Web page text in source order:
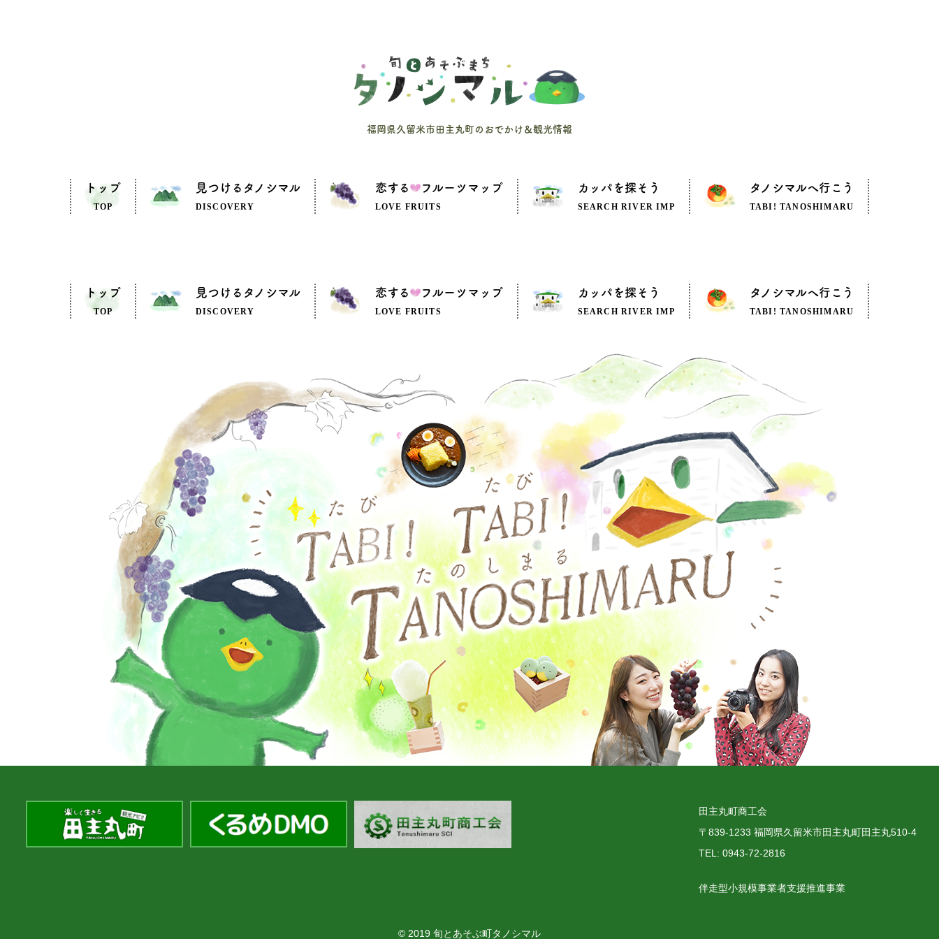
福岡県久留米市田主丸町のおでかけ＆観光情報
トップ
TOP
見つけるタノシマル
DISCOVERY
恋する フルーツマップ
LOVE FRUITS
カッパを探そう
SEARCH RIVER IMP
タノシマルへ行こう
TABI! TANOSHIMARU
トップ
TOP
見つけるタノシマル
DISCOVERY
恋する フルーツマップ
LOVE FRUITS
カッパを探そう
SEARCH RIVER IMP
タノシマルへ行こう
TABI! TANOSHIMARU
田主丸町商工会
〒839-1233 福岡県久留米市田主丸町田主丸510-4
TEL: 0943-72-2816
伴走型小規模事業者支援推進事業
© 2019 旬とあそぶ町タノシマル